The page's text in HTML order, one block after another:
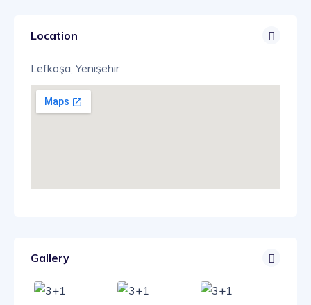
Location
Lefkoşa, Yenişehir
Gallery